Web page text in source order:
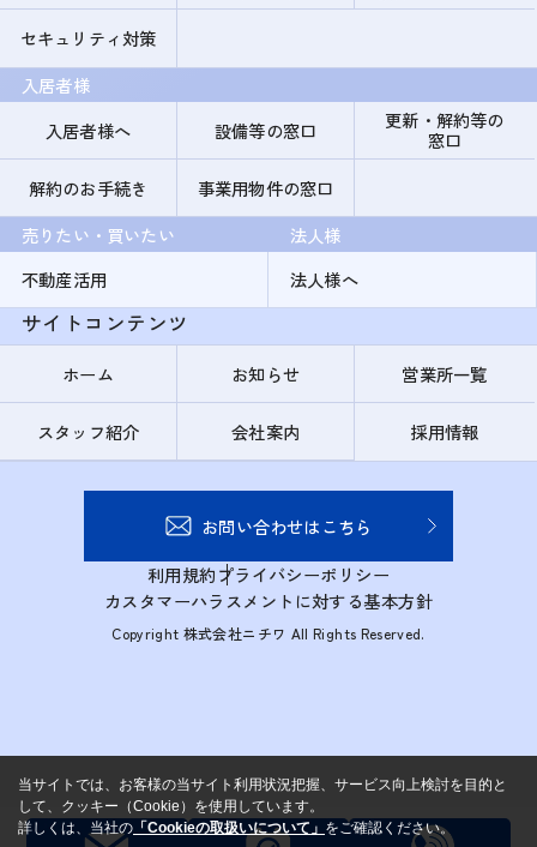
セキュリティ対策
入居者様
入居者様へ
設備等の窓口
更新・解約等の
窓口
解約のお手続き
事業用物件の窓口
売りたい・買いたい
不動産活用
法人様
法人様へ
サイトコンテンツ
ホーム お知らせ 営業所一覧
スタッフ紹介 会社案内 採用情報
お問い合わせはこちら
利用規約プライバシーポリシー
カスタマーハラスメントに対する基本方針
Copyright 株式会社ニチワ All Rights Reserved.
当サイトでは、お客様の当サイト利用状況把握、サービス向上検討を目的と
して、クッキー（Cookie）を使用しています。
詳しくは、当社の 「Cookieの取扱いについて」 をご確認ください。